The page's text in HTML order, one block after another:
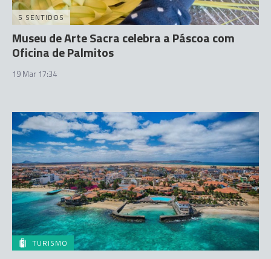
5 SENTIDOS
Museu de Arte Sacra celebra a Páscoa com
Oficina de Palmitos
19 Mar 17:34
TURISMO